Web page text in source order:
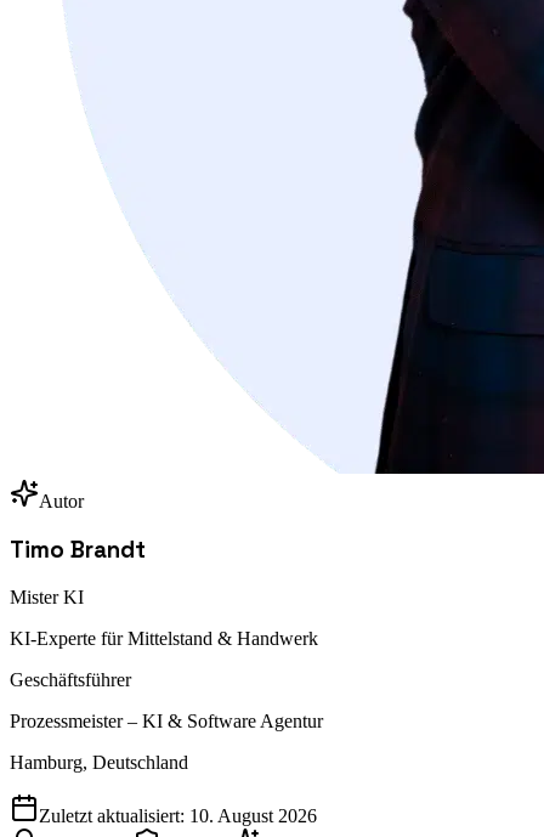
Autor
Timo Brandt
Mister KI
KI-Experte für Mittelstand & Handwerk
Geschäftsführer
Prozessmeister – KI & Software Agentur
Hamburg, Deutschland
Zuletzt aktualisiert: 10. August 2026